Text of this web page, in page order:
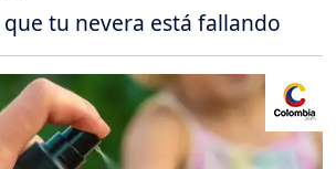
que tu nevera está fallando